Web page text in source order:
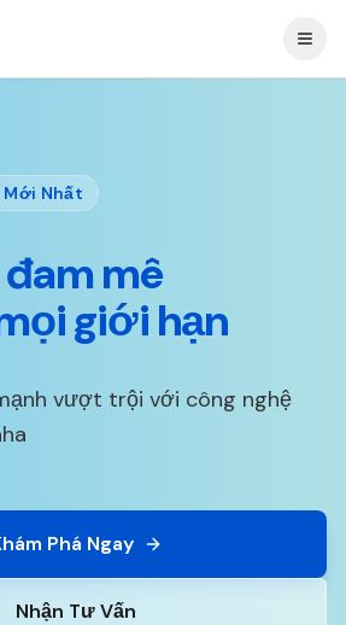
Mới Nhất
mê
giới hạn
vượt trội với công nghệ
Phá Ngay
Nhận Tư Vấn